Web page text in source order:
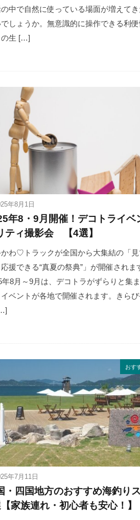
中で自然に使っている場面が増えて
しょうか。無意識的に操作できる利便
の生 […]
年8月1日
年8・9月開催！デコトライベ
ティ撮影会 【4選】
わ♡トラックが全国から大集結の「見
援できる“真夏の祭典”」が開催されま
年8月～9月は、デコトラがずらりと集
ベントが各地で開催されます。きら
おす
年7月11日
・四国地方のおすすめ海釣り
家族連れ・初心者も安心！】